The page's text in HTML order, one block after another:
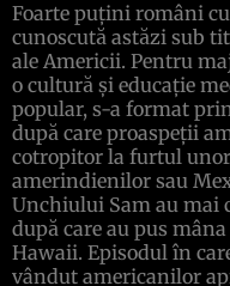
Foarte puţini români
cunoscută astăzi sub
ale Americii. Pentru
o cultură şi educaţie
popular, s-a format
după care proaspeţii
cotropitor la furtul
amerindienilor sau
Unchiului Sam au mai
după care au pus
Hawaii. Episodul în
vândut americanilor